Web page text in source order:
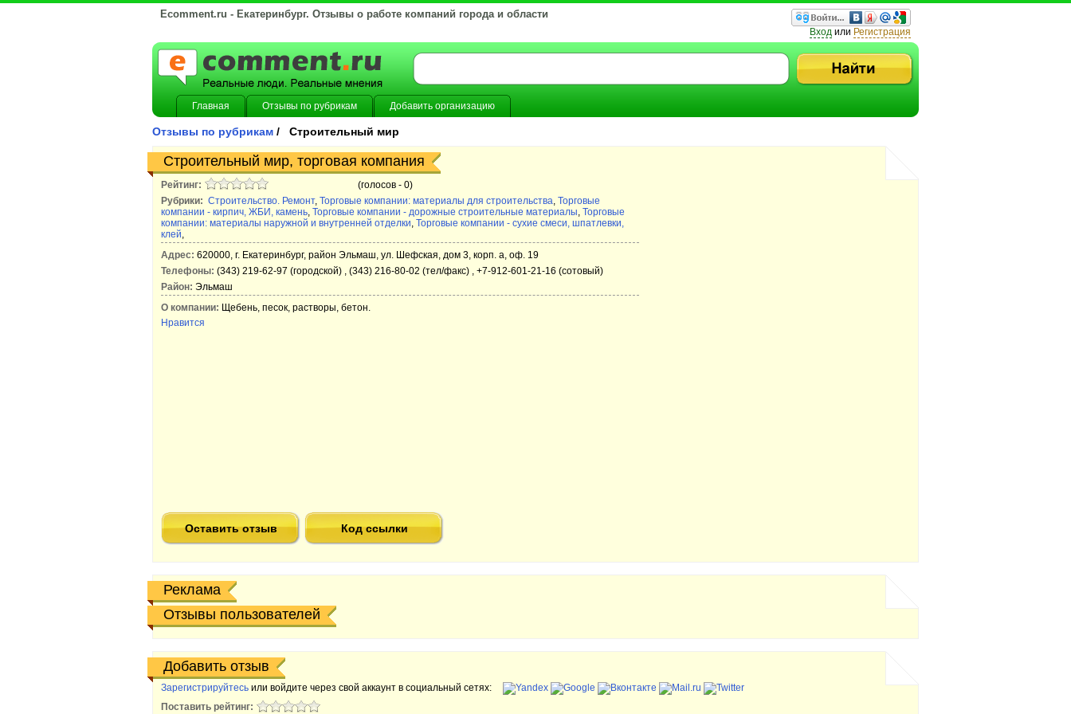
Ecomment.ru - Екатеринбург. Отзывы о работе компаний города и области
Вход или Регистрация
Главная Отзывы по рубрикам Добавить организацию
Отзывы по рубрикам / Строительный мир
Строительный мир, торговая компания
Рейтинг: (голосов - 0)
Рубрики: Строительство. Ремонт, Торговые компании: материалы для строительства, Торговые
компании - кирпич, ЖБИ, камень, Торговые компании - дорожные строительные материалы, Торговые
компании: материалы наружной и внутренней отделки, Торговые компании - сухие смеси, шпатлевки,
клей,
Адрес: 620000, г. Екатеринбург, район Эльмаш, ул. Шефская, дом 3, корп. а, оф. 19
Телефоны: (343) 219-62-97 (городской) , (343) 216-80-02 (тел/факс) , +7-912-601-21-16 (сотовый)
Район: Эльмаш
О компании: Щебень, песок, растворы, бетон.
Нравится
Оставить отзыв Код ссылки
Реклама
Отзывы пользователей
Добавить отзыв
Зарегистрируйтесь или войдите через свой аккаунт в социальный сетях:
Поставить рейтинг: